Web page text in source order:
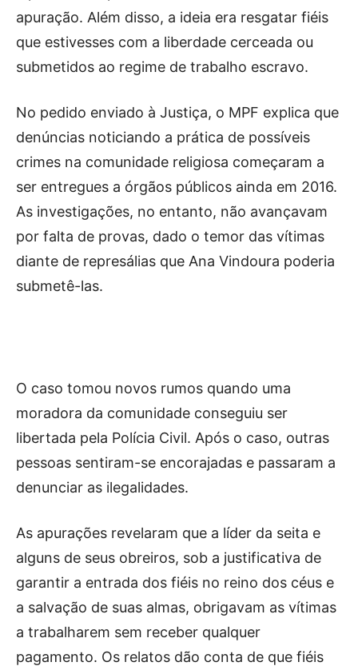
apuração. Além disso, a ideia era resgatar fiéis
que estivesses com a liberdade cerceada ou
submetidos ao regime de trabalho escravo.
No pedido enviado à Justiça, o MPF explica que
denúncias noticiando a prática de possíveis
crimes na comunidade religiosa começaram a
ser entregues a órgãos públicos ainda em 2016.
As investigações, no entanto, não avançavam
por falta de provas, dado o temor das vítimas
diante de represálias que Ana Vindoura poderia
submetê-las.
O caso tomou novos rumos quando uma
moradora da comunidade conseguiu ser
libertada pela Polícia Civil. Após o caso, outras
pessoas sentiram-se encorajadas e passaram a
denunciar as ilegalidades.
As apurações revelaram que a líder da seita e
alguns de seus obreiros, sob a justificativa de
garantir a entrada dos fiéis no reino dos céus e
a salvação de suas almas, obrigavam as vítimas
a trabalharem sem receber qualquer
pagamento. Os relatos dão conta de que fiéis